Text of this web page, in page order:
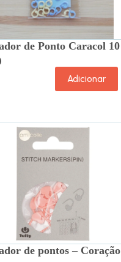
de Ponto Caracol 10
Adicionar
de pontos – Coração